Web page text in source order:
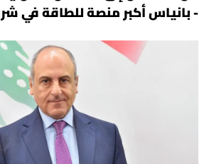
- بانياس أكبر منصة للطاقة في